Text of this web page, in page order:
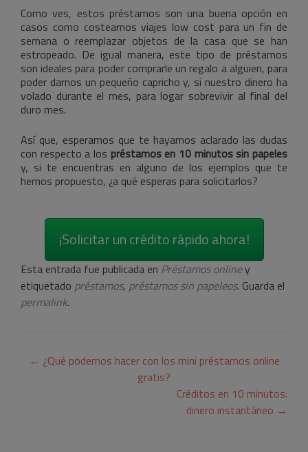
Como ves, estos préstamos son una buena opción en
casos como costearnos viajes low cost para un fin de
semana o reemplazar objetos de la casa que se han
estropeado. De igual manera, este tipo de préstamos
son ideales para poder comprarle un regalo a alguien, para
poder darnos un pequeño capricho y, si nuestro dinero ha
volado durante el mes, para logar sobrevivir al final del
duro mes.
Así que, esperamos que te hayamos aclarado las dudas
con respecto a los préstamos en 10 minutos sin papeles
y, si te encuentras en alguno de los ejemplos que te
hemos propuesto, ¿a qué esperas para solicitarlos?
¡Solicitar un crédito rápido ahora!
Esta entrada fue publicada en Préstamos onliney
etiquetado préstamos, préstamos sin papeleos. Guarda el
permalink.
Navegación
← ¿Qué podemos hacer con los mini préstamos online
gratis?
Créditos en 10 minutos:
dinero instantáneo →